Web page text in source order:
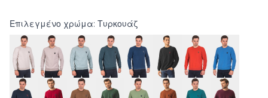
Επιλεγμένο χρώμα: Τυρκουάζ